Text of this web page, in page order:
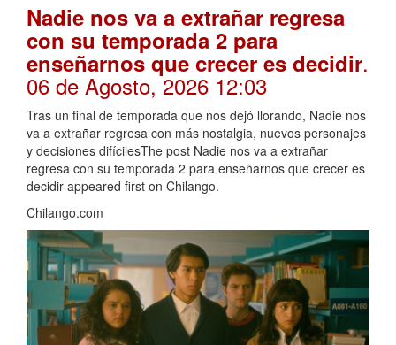
Nadie nos va a extrañar regresa
con su temporada 2 para
enseñarnos que crecer es decidir.
06 de Agosto, 2026 12:03
Tras un final de temporada que nos dejó llorando, Nadie nos
va a extrañar regresa con más nostalgia, nuevos personajes
y decisiones difícilesThe post Nadie nos va a extrañar
regresa con su temporada 2 para enseñarnos que crecer es
decidir appeared first on Chilango.
Chilango.com